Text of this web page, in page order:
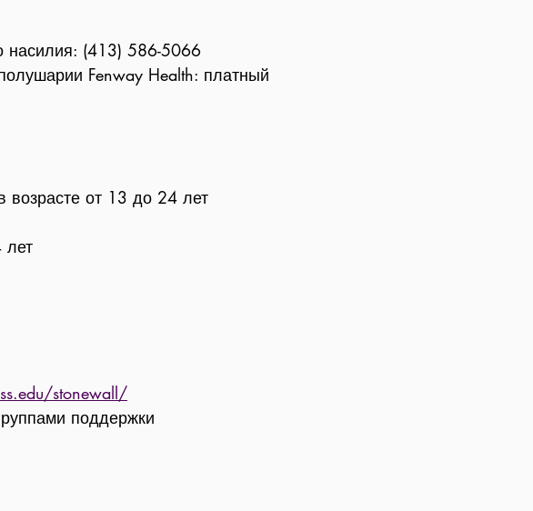
насилия: (413) 586-5066
Fenway Health: платный
возрасте от 13 до 24 лет
лет
stonewall/
поддержки